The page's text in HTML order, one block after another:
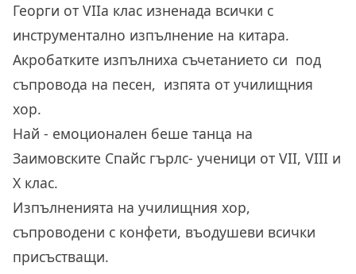
Георги от VIIа клас изненада всички с
инструментално изпълнение на китара.
Акробатките изпълниха съчетанието си под
съпровода на песен, изпята от училищния
хор.
Най - емоционален беше танца на
Заимовските Спайс гърлс- ученици от VII, VIII и
X клас.
Изпълненията на училищния хор,
съпроводени с конфети, въодушеви всички
присъстващи.